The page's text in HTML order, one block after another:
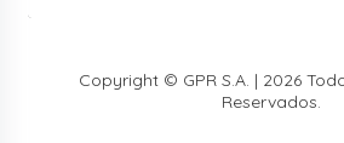
Copyright © GPR S.A. | 2026
Reservados.